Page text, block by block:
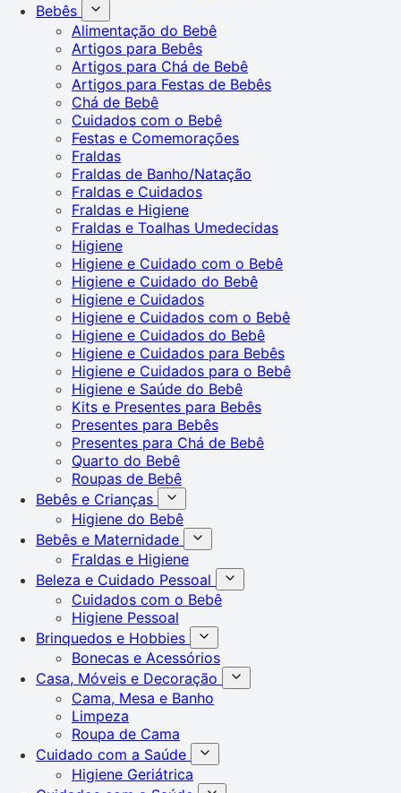
Bebês
Alimentação do Bebê
Artigos para Bebês
Artigos para Chá de Bebê
Artigos para Festas de Bebês
Chá de Bebê
Cuidados com o Bebê
Festas e Comemorações
Fraldas
Fraldas de Banho/Natação
Fraldas e Cuidados
Fraldas e Higiene
Fraldas e Toalhas Umedecidas
Higiene
Higiene e Cuidado com o Bebê
Higiene e Cuidado do Bebê
Higiene e Cuidados
Higiene e Cuidados com o Bebê
Higiene e Cuidados do Bebê
Higiene e Cuidados para Bebês
Higiene e Cuidados para o Bebê
Higiene e Saúde do Bebê
Kits e Presentes para Bebês
Presentes para Bebês
Presentes para Chá de Bebê
Quarto do Bebê
Roupas de Bebê
Bebês e Crianças
Higiene do Bebê
Bebês e Maternidade
Fraldas e Higiene
Beleza e Cuidado Pessoal
Cuidados com o Bebê
Higiene Pessoal
Brinquedos e Hobbies
Bonecas e Acessórios
Casa, Móveis e Decoração
Cama, Mesa e Banho
Limpeza
Roupa de Cama
Cuidado com a Saúde
Higiene Geriátrica